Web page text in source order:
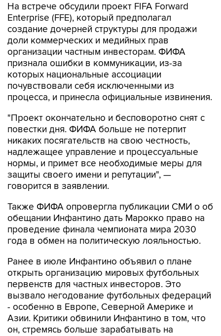
На встрече обсудили проект FIFA Forward
Enterprise (FFE), который предполагал
создание дочерней структуры для продажи
доли коммерческих и медийных прав
организации частным инвесторам. ФИФА
признала ошибки в коммуникации, из-за
которых национальные ассоциации
почувствовали себя исключенными из
процесса, и принесла официальные извинения.
"Проект окончательно и бесповоротно снят с
повестки дня. ФИФА больше не потерпит
никаких посягательств на свою честность,
надлежащее управление и процессуальные
нормы, и примет все необходимые меры для
защиты своего имени и репутации", —
говорится в заявлении.
Также ФИФА опровергла публикации СМИ о об
обещании Инфантино дать Марокко право на
проведение финала чемпионата мира 2030
года в обмен на политическую лояльностью.
Ранее в июле Инфантино объявил о плане
открыть организацию мировых футбольных
первенств для частных инвесторов. Это
вызвало негодование футбольных федераций
- особенно в Европе, Северной Америке и
Азии. Критики обвинили Инфантино в том, что
он, стремясь больше зарабатывать на